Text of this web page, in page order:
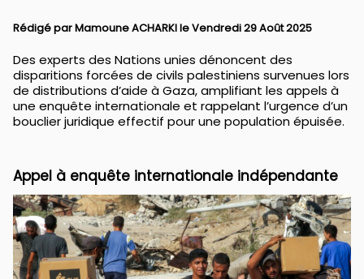
Rédigé parMamoune ACHARKIle Vendredi 29 Août 2025
Des experts des Nations unies dénoncent des
disparitions forcées de civils palestiniens survenues lors
de distributions d’aide à Gaza, amplifiant les appels à
une enquête internationale et rappelant l’urgence d’un
bouclier juridique effectif pour une population épuisée.
Appel à enquête internationale indépendante